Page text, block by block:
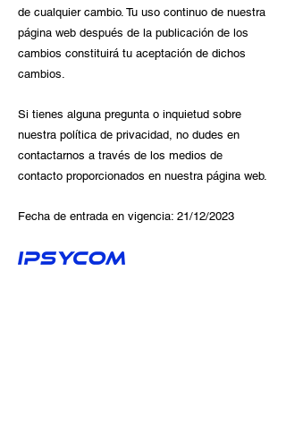
de cualquier cambio. Tu uso continuo de nuestra
página web después de la publicación de los
cambios constituirá tu aceptación de dichos
cambios.
Si tienes alguna pregunta o inquietud sobre
nuestra política de privacidad, no dudes en
contactarnos a través de los medios de
contacto proporcionados en nuestra página web.
Fecha de entrada en vigencia: 21/12/2023